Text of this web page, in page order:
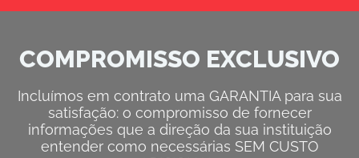
COMPROMISSO EXCLUSIVO
Incluímos em contrato uma GARANTIA para sua
satisfação: o compromisso de fornecer
informações que a direção da sua instituição
entender como necessárias SEM CUSTO